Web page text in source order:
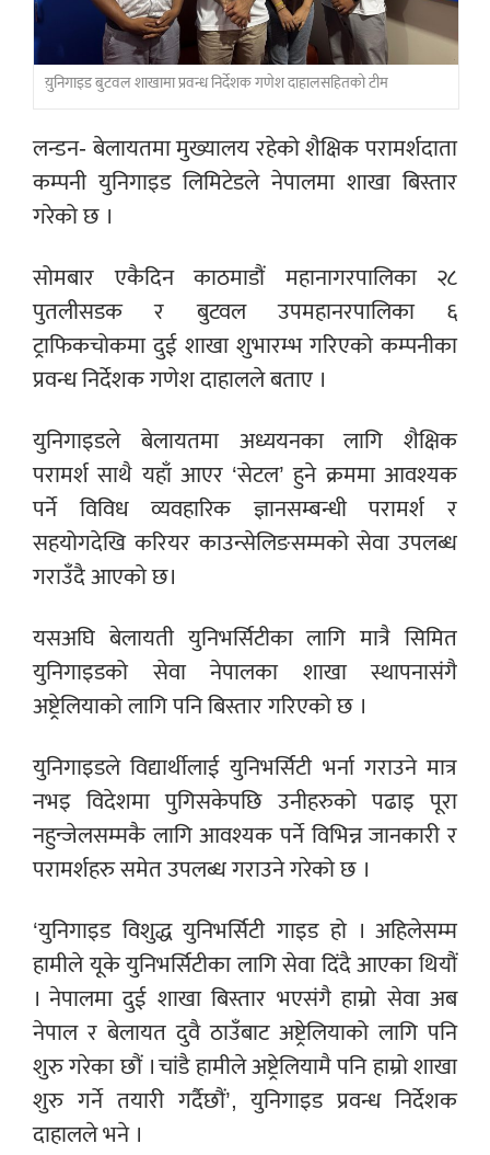
य़ुनिगाइड बुटवल शाखामा प्रवन्ध निर्देशक गणेश दाहालसहितको टीम
लन्डन- बेलायतमा मुख्यालय रहेको शैक्षिक परामर्शदाता
कम्पनी युनिगाइड लिमिटेडले नेपालमा शाखा बिस्तार
गरेको छ ।
सोमबार एकैदिन काठमाडौं महानागरपालिका २८
पुतलीसडक र बुटवल उपमहानरपालिका ६
ट्राफिकचोकमा दुई शाखा शुभारम्भ गरिएको कम्पनीका
प्रवन्ध निर्देशक गणेश दाहालले बताए ।
युनिगाइडले बेलायतमा अध्ययनका लागि शैक्षिक
परामर्श साथै यहाँ आएर ‘सेटल’ हुने क्रममा आवश्यक
पर्ने विविध व्यवहारिक ज्ञानसम्बन्धी परामर्श र
सहयोगदेखि करियर काउन्सेलिङसम्मको सेवा उपलब्ध
गराउँदै आएको छ।
यसअघि बेलायती युनिभर्सिटीका लागि मात्रै सिमित
युनिगाइडको सेवा नेपालका शाखा स्थापनासंगै
अष्ट्रेलियाको लागि पनि बिस्तार गरिएको छ ।
युनिगाइडले विद्यार्थीलाई युनिभर्सिटी भर्ना गराउने मात्र
नभइ विदेशमा पुगिसकेपछि उनीहरुको पढाइ पूरा
नहुन्जेलसम्मकै लागि आवश्यक पर्ने विभिन्न जानकारी र
परामर्शहरु समेत उपलब्ध गराउने गरेको छ ।
‘युनिगाइड विशुद्ध युनिभर्सिटी गाइड हो । अहिलेसम्म
हामीले यूके युनिभर्सिटीका लागि सेवा दिंदै आएका थियौं
। नेपालमा दुई शाखा बिस्तार भएसंगै हाम्रो सेवा अब
नेपाल र बेलायत दुवै ठाउँबाट अष्ट्रेलियाको लागि पनि
शुरु गरेका छौं । चांडै हामीले अष्ट्रेलियामै पनि हाम्रो शाखा
शुरु गर्ने तयारी गर्दैछौं’, युनिगाइड प्रवन्ध निर्देशक
दाहालले भने ।